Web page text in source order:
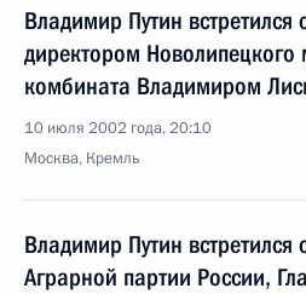
Владимир Путин встретился
директором Новолипецкого
комбината Владимиром
10 июля 2002 года, 20:10
Москва, Кремль
Владимир Путин встретился
Аграрной партии России,